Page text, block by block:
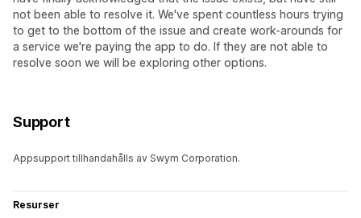
not been able to resolve it. We've spent countless hours trying
to get to the bottom of the issue and create work-arounds for
a service we're paying the app to do. If they are not able to
resolve soon we will be exploring other options.
Support
Appsupport tillhandahålls av Swym Corporation.
Resurser